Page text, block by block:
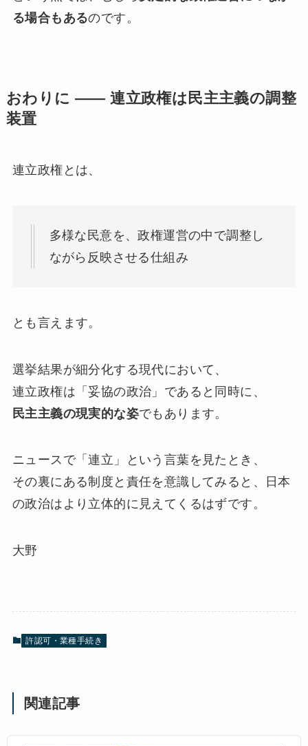
る場合もあるのです。
おわりに ―― 連立政権は民主主義の調整
装置
連立政権とは、
多様な民意を、政権運営の中で調整し
ながら反映させる仕組み
とも言えます。
選挙結果が細分化する現代において、
連立政権は「妥協の政治」であると同時に、
民主主義の現実的な姿でもあります。
ニュースで「連立」という言葉を見たとき、
その裏にある制度と責任を意識してみると、日本
の政治はより立体的に見えてくるはずです。
大野
許認可・業種手続き
関連記事